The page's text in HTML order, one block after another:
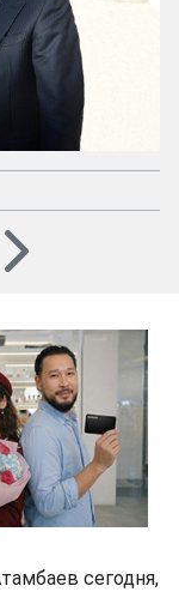
сегодня,